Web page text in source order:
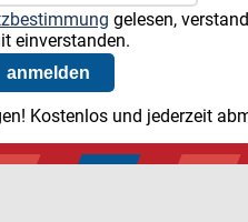
gelesen,
einverstanden.
Kostenlos und jederzeit